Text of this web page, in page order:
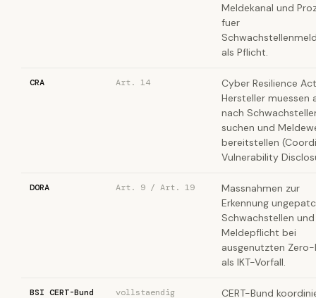
Meldekanal und
fuer
als Pflicht.
CRA Art. 14
Cyber Resilience
Hersteller muessen
nach
suchen und
bereitstellen
Vulnerability
DORA Art. 9 / Art. 19
Massnahmen zur
Erkennung
Schwachstellen und
Meldepflicht bei
ausgenutzten
als IKT-Vorfall.
BSI CERT-Bund vollstaendig
CERT-Bund